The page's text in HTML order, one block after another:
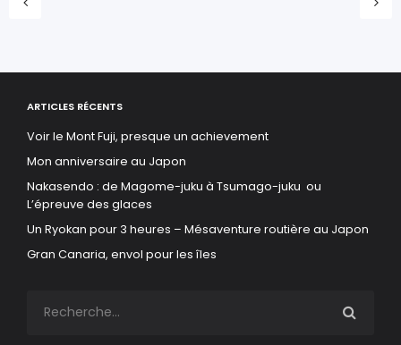
ARTICLES RÉCENTS
Voir le Mont Fuji, presque un achievement
Mon anniversaire au Japon
Nakasendo : de Magome-juku à Tsumago-juku ou
L’épreuve des glaces
Un Ryokan pour 3 heures – Mésaventure routière au Japon
Gran Canaria, envol pour les îles